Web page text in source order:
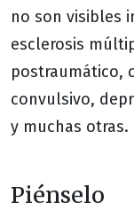
no son visibles
esclerosis
postraumático,
convulsivo,
y muchas otras.
Piénselo